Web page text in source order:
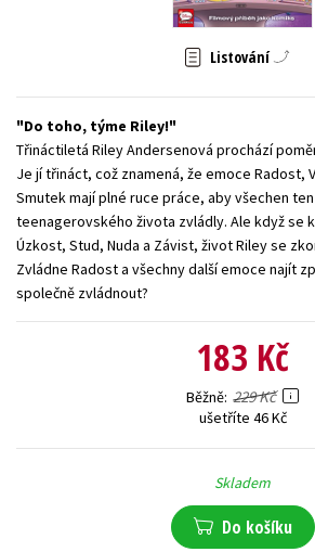
Zahraniční literatura
Listování
Do toho, týme Riley!
Třináctiletá Riley Andersenová prochází
Je jí třináct, což znamená, že emoce Radost,
Smutek mají plné ruce práce, aby všechen
teenagerovského života zvládly. Ale když se
Úzkost, Stud, Nuda a Závist, život Riley se
Zvládne Radost a všechny další emoce najít
společně zvládnout?
183 Kč
Běžně 229 Kč
ušetříte 46 Kč
Skladem
Do košíku